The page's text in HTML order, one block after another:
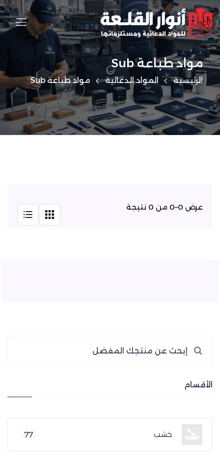
مواد طباعة Sub
الرئيسية المواد الدعائية مواد طباعة Sub
الأقسام
خشب 77
عرض 0–0 من 0 نتيجة